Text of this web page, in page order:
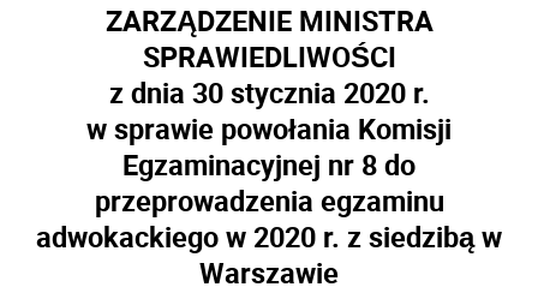
ZARZĄDZENIE MINISTRA
SPRAWIEDLIWOŚCI
z dnia 30 stycznia 2020 r.
w sprawie powołania Komisji
Egzaminacyjnej nr 8 do
przeprowadzenia egzaminu
adwokackiego w 2020 r. z siedzibą w
Warszawie